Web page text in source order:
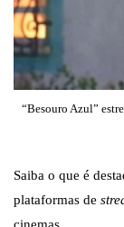
“Besouro Azul”
Saiba o que é
plataformas de
cinemas.